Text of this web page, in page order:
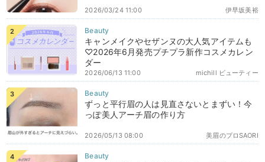
伊早坂美裕
2026/03/24 11:00
キャンメイクやセザンヌの大人気アイテムも
♡2026年6月発売プチプラ新作コスメカレン
ダー
michill ビューティー
2026/06/13 11:00
ずっと平行眉の人は見直さないとまずい！今
っぽ美人アーチ眉の作り方
美眉のプロSAORI
2026/05/13 08:00